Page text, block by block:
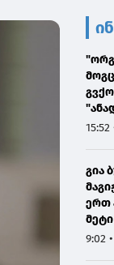
გია
ერთ
9:02